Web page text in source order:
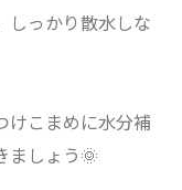
しっかり散水しな
けこまめに水分補
ましょう🌞